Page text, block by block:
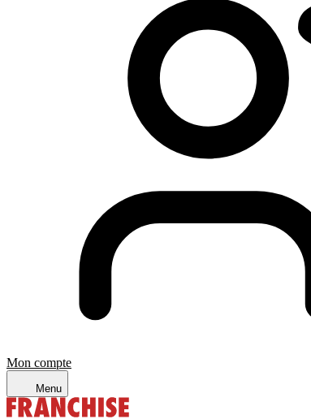
Mon compte
Menu